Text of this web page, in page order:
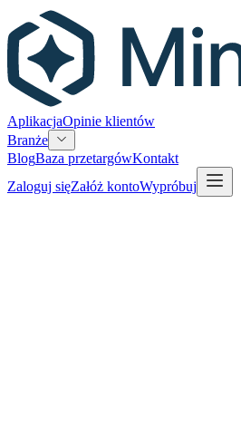
AplikacjaOpinie klientów
Branże
BlogBaza przetargówKontakt
Zaloguj sięZałóż kontoWypróbuj